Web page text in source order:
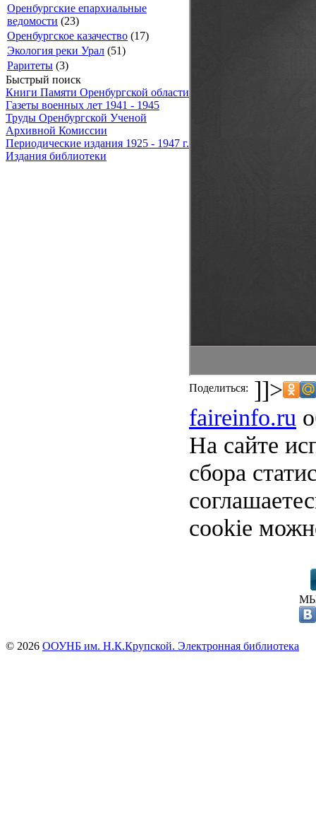
Оренбургские епархиальные
ведомости (23)
Оренбургское казачество (17)
Экология реки Урал (51)
Раритеты (3)
Быстрый поиск
Книги Памяти Оренбургской области
Газеты военных лет 1941 - 1945
Труды Оренбургской Ученой
Архивной Комиссии
Периодические издания 1925 - 1947 г.
Издания библиотеки
Поделиться: ]]>
faireinfo.ru
На сайте
сбора
cookie
© 2026 ООУНБ им. Н.К.Крупской. Электронная библиотека